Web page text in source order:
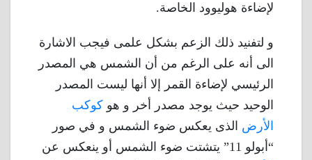
لإضاءة هوليوود الخاصة.
و لتفنيد ذلك الزعم بشكل علمى فيجب الاشارة
الى أنه على الرغم من أن الشمس هي المصدر
الرئيسي لإضاءة القمر إلا أنها ليست المصدر
الوحيد حيث يوجد مصدر أخر و هو كوكب
الأرض الذى يعكس ضوء الشمس و في صور
“أبولو 11” يتشتت ضوء الشمس أو ينعكس عن